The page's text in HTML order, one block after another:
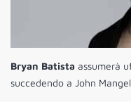
Bryan Batista assumerà
succedendo a John